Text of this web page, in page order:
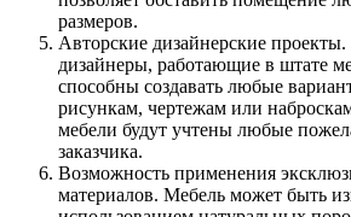
размеров.
Авторские дизайнерские
дизайнеры, работающие в штате
способны создавать любые
рисункам, чертежам или
мебели будут учтены любые
заказчика.
Возможность применения
материалов. Мебель может быть